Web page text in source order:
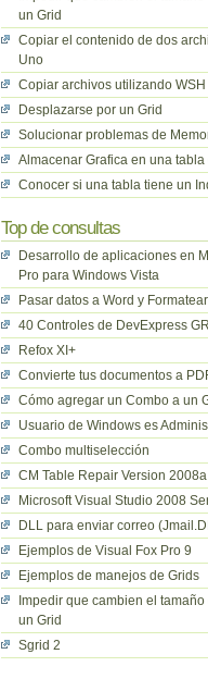
un Grid
Copiar el contenido de dos
Uno
Copiar archivos utilizando WSH
Desplazarse por un Grid
Solucionar problemas de
Almacenar Grafica en una tabla
Conocer si una tabla tiene un
Top de consultas
Desarrollo de aplicaciones en
Pro para Windows Vista
Pasar datos a Word y
40 Controles de DevExpress
Refox XI+
Convierte tus documentos a
Cómo agregar un Combo a un
Usuario de Windows es
Combo multiselección
CM Table Repair Version 2008a
Microsoft Visual Studio 2008
DLL para enviar correo
Ejemplos de Visual Fox Pro 9
Ejemplos de manejos de Grids
Impedir que cambien el
un Grid
Sgrid 2